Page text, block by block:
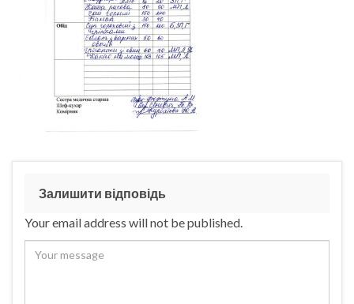
Залишити відповідь
Your email address will not be published.